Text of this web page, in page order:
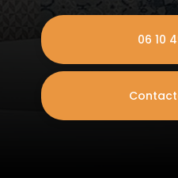
06 10